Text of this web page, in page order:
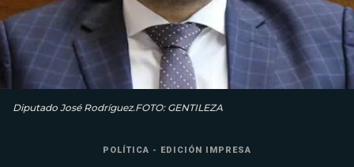
Diputado José Rodríguez.FOTO: GENTILEZA
POLÍTICA - EDICIÓN IMPRESA